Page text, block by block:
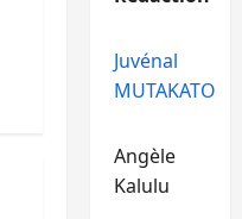
Juvénal
MUTAKATO
Angèle
Kalulu